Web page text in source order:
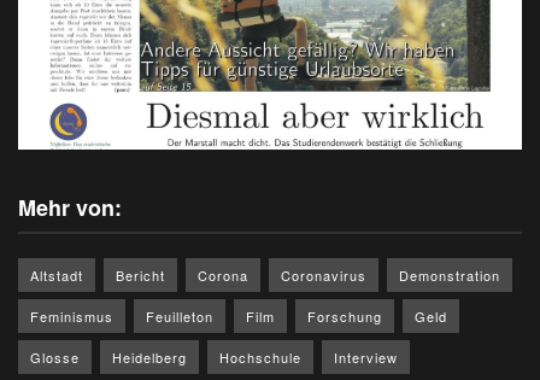
Mehr von:
Altstadt Bericht Corona Coronavirus Demonstration
Feminismus Feuilleton Film Forschung Geld
Glosse Heidelberg Hochschule Interview